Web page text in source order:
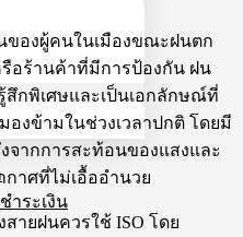
ำระเงิน
ของผู้คนในเมืองขณะฝนตก
อร้านค้าที่มีการป้องกัน ฝน
กพิเศษและเป็นเอกลักษณ์ที่
งข้ามในช่วงเวลาปกติ โดยมี
ากการสะท้อนของแสงและ
กาศที่ไม่เอื้ออำนวย
ายฝนควรใช้ ISO โดย